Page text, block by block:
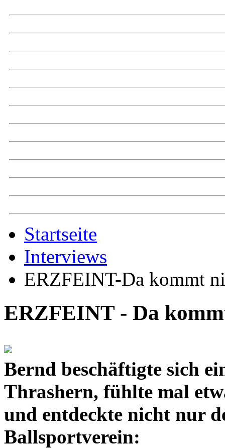
Startseite
Interviews
ERZFEINT-Da kommt
ERZFEINT - Da
Bernd beschäftigte sich
Thrashern, fühlte mal
und entdeckte nicht nur
Ballsportverein: